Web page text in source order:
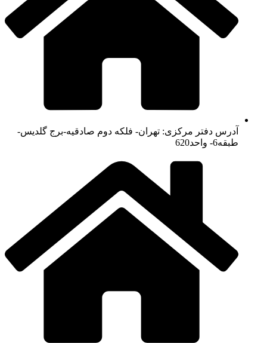
آدرس دفتر مرکزی: تهران- فلکه دوم صادقیه-برج گلدیس-
طبقه6- واحد620